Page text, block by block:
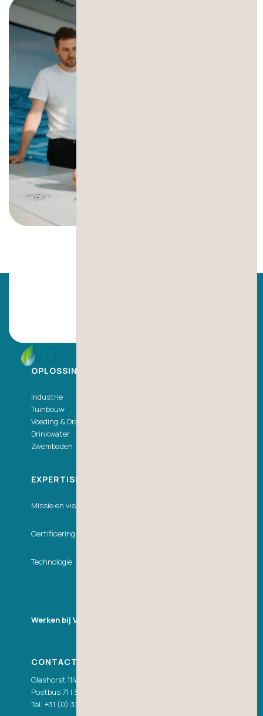
OPLOSSINGEN
Industrie
Tuinbouw
Voeding & Dranken
Drinkwater
Zwembaden
EXPERTISECENTRUM
Missie en visie
Certificering
Technologie
Werken bij VDH
CONTACT NEDERLAND
Glashorst 114 | 3925 BV Scherpenzeel (Gld.)
Postbus 71 | 3925 ZH Scherpenzeel (Gld.)
Tel: +31 (0) 33 277 86 00